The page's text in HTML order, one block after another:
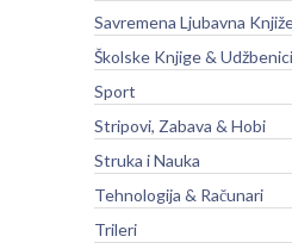
Savremena Ljubavna
Školske Knjige & Udžbenici
Sport
Stripovi, Zabava & Hobi
Struka i Nauka
Tehnologija & Računari
Trileri